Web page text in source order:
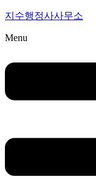
지수행정사사무소
Menu